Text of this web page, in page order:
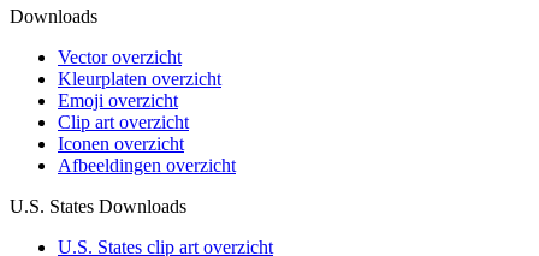
Downloads
Vector overzicht
Kleurplaten overzicht
Emoji overzicht
Clip art overzicht
Iconen overzicht
Afbeeldingen overzicht
U.S. States Downloads
U.S. States clip art overzicht